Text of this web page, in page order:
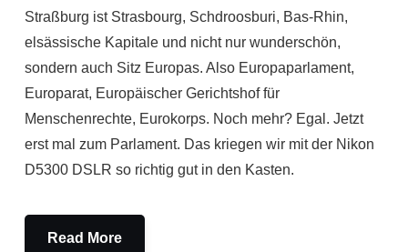
Straßburg ist Strasbourg, Schdroosburi, Bas-Rhin,
elsässische Kapitale und nicht nur wunderschön,
sondern auch Sitz Europas. Also Europaparlament,
Europarat, Europäischer Gerichtshof für
Menschenrechte, Eurokorps. Noch mehr? Egal. Jetzt
erst mal zum Parlament. Das kriegen wir mit der Nikon
D5300 DSLR so richtig gut in den Kasten.
Read More